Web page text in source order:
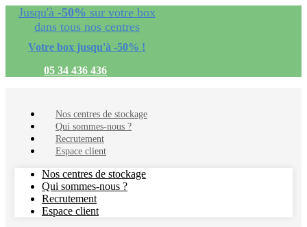
Jusqu'à -50% sur votre box
dans tous nos centres
Votre box jusqu'à -50% !
05 34 436 436
Nos centres de stockage
Qui sommes-nous ?
Recrutement
Espace client
Nos centres de stockage
Qui sommes-nous ?
Recrutement
Espace client